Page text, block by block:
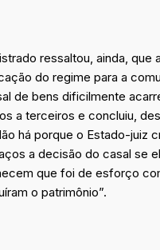
ressaltou, ainda, que a
do regime para a
de bens dificilmente
a terceiros e concluiu,
há porque o Estado-juiz
a decisão do casal se
que foi de esforço
o patrimônio”.